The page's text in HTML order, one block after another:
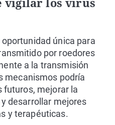
única para
por roedores
a la transmisión
mecanismos podría
futuros, mejorar la
desarrollar mejores
y terapéuticas.